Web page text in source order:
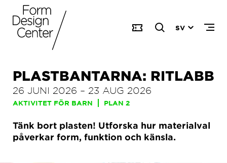
SV
PLASTBANTARNA: RITLABB
26 JUNI 2026 – 23 AUG 2026
AKTIVITET FÖR BARN PLAN 2
Tänk bort plasten! Utforska hur materialval
påverkar form, funktion och känsla.